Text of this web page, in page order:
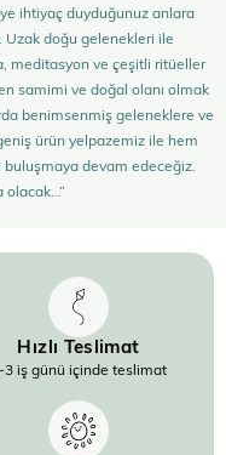
ihtiyaç duyduğunuz anlara
Uzak doğu gelenekleri ile
meditasyon ve çeşitli ritüeller
samimi ve doğal olanı olmak
benimsenmiş geleneklere ve
ürün yelpazemiz ile hem
devam edeceğiz.
olacak…”
Hızlı Teslimat
3 iş günü içinde teslimat